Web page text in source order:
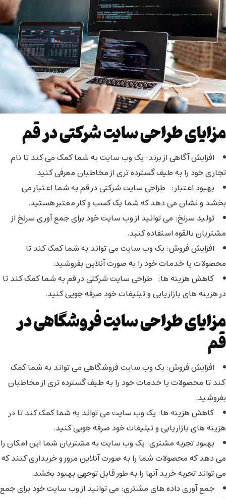
مزایای طراحی سایت شرکتی در قم
افزایش آگاهی از برند: یک وب سایت به شما کمک می کند تا نام
تجاری خود را به طیف گسترده تری از مخاطبان معرفی کنید.
بهبود اعتبار: طراحی سایت شرکتی در قم به شما اعتبار می
بخشد و نشان می دهد که شما یک کسب و کار معتبر هستید.
تولید سرنخ: می توانید از وب سایت خود برای جمع آوری سرنخ از
مشتریان بالقوه استفاده کنید.
افزایش فروش: یک وب سایت می تواند به شما کمک کند تا
محصولات یا خدمات خود را به صورت آنلاین بفروشید.
کاهش هزینه ها: طراحی سایت شرکتی در قم به شما کمک کند تا
در هزینه های بازاریابی و تبلیغات خود صرفه جویی کنید.
مزایای طراحی سایت فروشگاهی در
قم
افزایش فروش: یک وب سایت فروشگاهی می تواند به شما کمک
کند تا محصولات یا خدمات خود را به طیف گسترده تری از مخاطبان
بفروشید.
کاهش هزینه ها: یک وب سایت می تواند به شما کمک کند تا در
هزینه های بازاریابی و تبلیغات خود صرفه جویی کنید.
بهبود تجربه مشتری: یک وب سایت به مشتریان شما این امکان را
می دهد که محصولات شما را به صورت آنلاین مرور و خریداری کنند که
می تواند تجربه خرید آنها را به طور قابل توجهی بهبود بخشد.
جمع آوری داده های مشتری: می توانید از وب سایت خود برای جمع